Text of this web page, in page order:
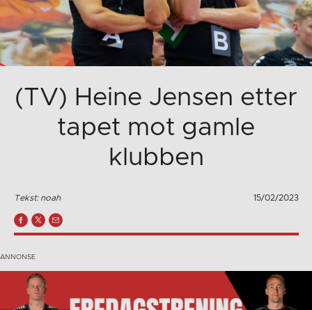
(TV) Heine Jensen etter
tapet mot gamle
klubben
Tekst: noah 15/02/2023